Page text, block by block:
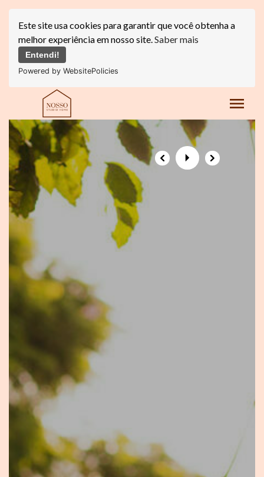
Este site usa cookies para garantir que você obtenha a
melhor experiência em nosso site.Saber mais
Entendi!
Powered by WebsitePolicies
menu